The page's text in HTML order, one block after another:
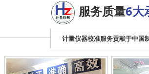
服务质量6大
计量仪器校准服务贡献于中国